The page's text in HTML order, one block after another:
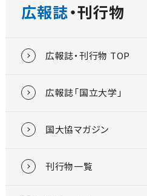
広報誌・刊行物
広報誌・刊行物 TOP
広報誌「国立大学」
国大協マガジン
刊行物一覧